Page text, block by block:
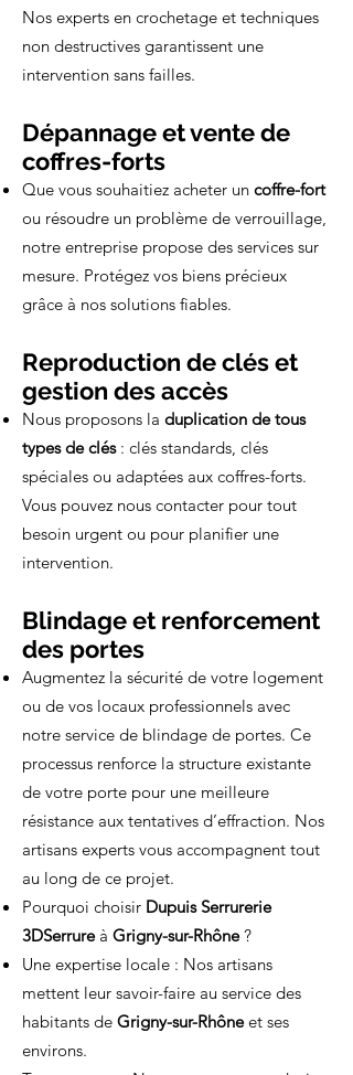
Nos experts en crochetage et techniques
non destructives garantissent une
intervention sans failles.
Dépannage et vente de
coffres-forts
Que vous souhaitiez acheter un coffre-fort
ou résoudre un problème de verrouillage,
notre entreprise propose des services sur
mesure. Protégez vos biens précieux
grâce à nos solutions fiables.
Reproduction de clés et
gestion des accès
Nous proposons la duplication de tous
types de clés: clés standards, clés
spéciales ou adaptées aux coffres-forts.
Vous pouvez nous contacter pour tout
besoin urgent ou pour planifier une
intervention.
Blindage et renforcement
des portes
Augmentez la sécurité de votre logement
ou de vos locaux professionnels avec
notre service de blindage de portes. Ce
processus renforce la structure existante
de votre porte pour une meilleure
résistance aux tentatives d’effraction. Nos
artisans experts vous accompagnent tout
au long de ce projet.
Pourquoi choisir Dupuis Serrurerie
3DSerrureà Grigny-sur-Rhône?
Une expertise locale : Nos artisans
mettent leur savoir-faire au service des
habitants de Grigny-sur-Rhôneet ses
environs.